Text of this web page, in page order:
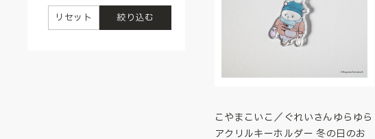
絞り込む
リセット
こやまこいこ／ぐれいさんゆらゆら
アクリルキーホルダー 冬の日のお